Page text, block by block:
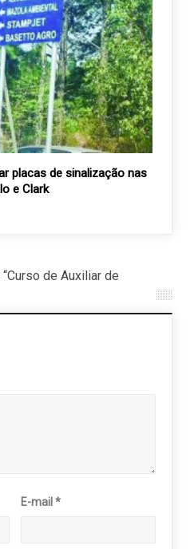
placas de sinalização nas
e Clark
de Auxiliar de
E-mail*